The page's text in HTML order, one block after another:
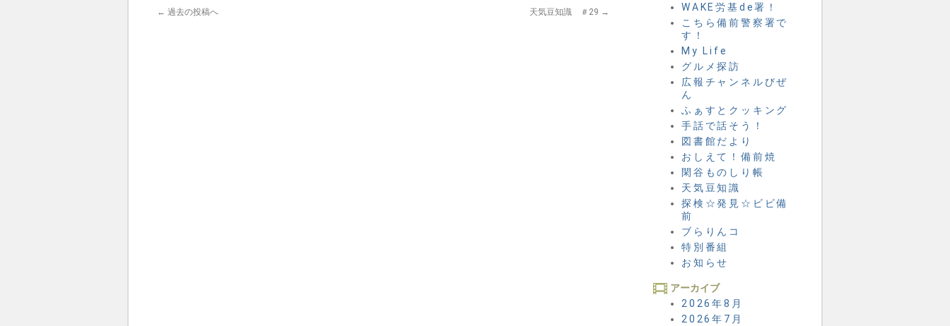
← 過去の投稿へ 天気豆知識 ＃29 →
WAKE労基de署！
こちら備前警察署で
す！
My Life
グルメ探訪
広報チャンネルびぜ
ん
ふぁすとクッキング
手話で話そう！
図書館だより
おしえて！備前焼
閑谷ものしり帳
天気豆知識
探検☆発見☆ビビ備
前
ブらりんコ
特別番組
お知らせ
アーカイブ
2026年8月
2026年7月